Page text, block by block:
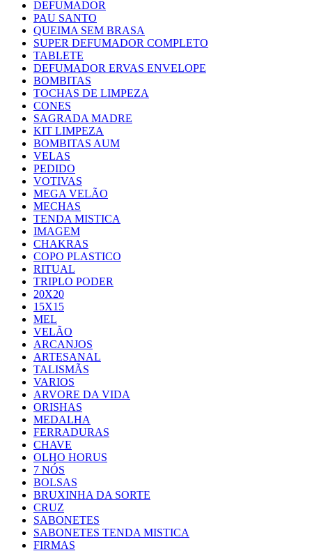
DEFUMADOR
PAU SANTO
QUEIMA SEM BRASA
SUPER DEFUMADOR COMPLETO
TABLETE
DEFUMADOR ERVAS ENVELOPE
BOMBITAS
TOCHAS DE LIMPEZA
CONES
SAGRADA MADRE
KIT LIMPEZA
BOMBITAS AUM
VELAS
PEDIDO
VOTIVAS
MEGA VELÃO
MECHAS
TENDA MISTICA
IMAGEM
CHAKRAS
COPO PLASTICO
RITUAL
TRIPLO PODER
20X20
15X15
MEL
VELÃO
ARCANJOS
ARTESANAL
TALISMÃS
VARIOS
ARVORE DA VIDA
ORISHAS
MEDALHA
FERRADURAS
CHAVE
OLHO HORUS
7 NÓS
BOLSAS
BRUXINHA DA SORTE
CRUZ
SABONETES
SABONETES TENDA MISTICA
FIRMAS